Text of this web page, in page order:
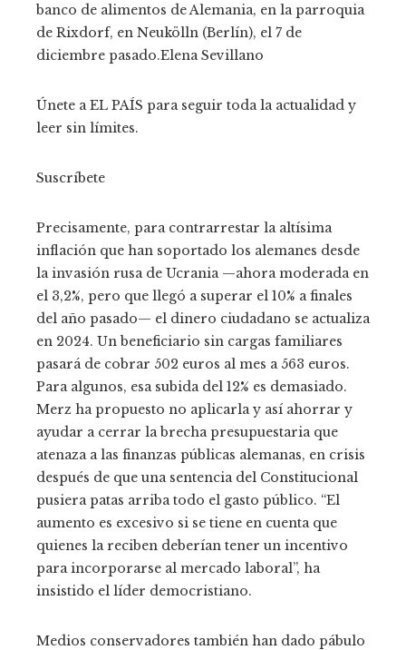
banco de alimentos de Alemania, en la parroquia
de Rixdorf, en Neukölln (Berlín), el 7 de
diciembre pasado.Elena Sevillano
Únete a EL PAÍS para seguir toda la actualidad y
leer sin límites.
Suscríbete
Precisamente, para contrarrestar la altísima
inflación que han soportado los alemanes desde
la invasión rusa de Ucrania —ahora moderada en
el 3,2%, pero que llegó a superar el 10% a finales
del año pasado— el dinero ciudadano se actualiza
en 2024. Un beneficiario sin cargas familiares
pasará de cobrar 502 euros al mes a 563 euros.
Para algunos, esa subida del 12% es demasiado.
Merz ha propuesto no aplicarla y así ahorrar y
ayudar a cerrar la brecha presupuestaria que
atenaza a las finanzas públicas alemanas, en crisis
después de que una sentencia del Constitucional
pusiera patas arriba todo el gasto público. “El
aumento es excesivo si se tiene en cuenta que
quienes la reciben deberían tener un incentivo
para incorporarse al mercado laboral”, ha
insistido el líder democristiano.
Medios conservadores también han dado pábulo